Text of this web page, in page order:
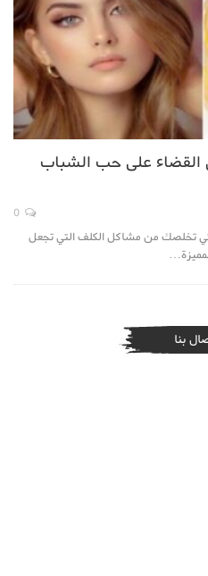
القضاء على حب الشباب
تخلصك من مشاكل الكلف التي تجعل
بنا